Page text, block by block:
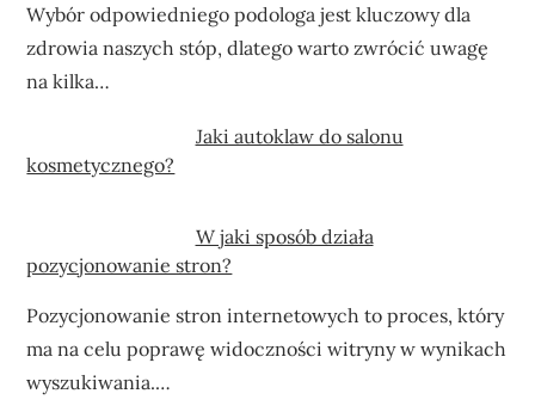
Wybór odpowiedniego podologa jest kluczowy dla
zdrowia naszych stóp, dlatego warto zwrócić uwagę
na kilka…
Jaki autoklaw do salonu
kosmetycznego?
W jaki sposób działa
pozycjonowanie stron?
Pozycjonowanie stron internetowych to proces, który
ma na celu poprawę widoczności witryny w wynikach
wyszukiwania.…